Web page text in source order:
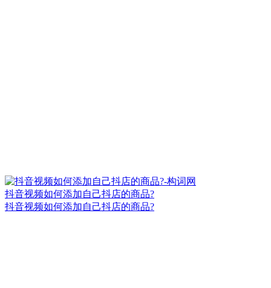
抖音视频如何添加自己抖店的商品?
抖音视频如何添加自己抖店的商品?